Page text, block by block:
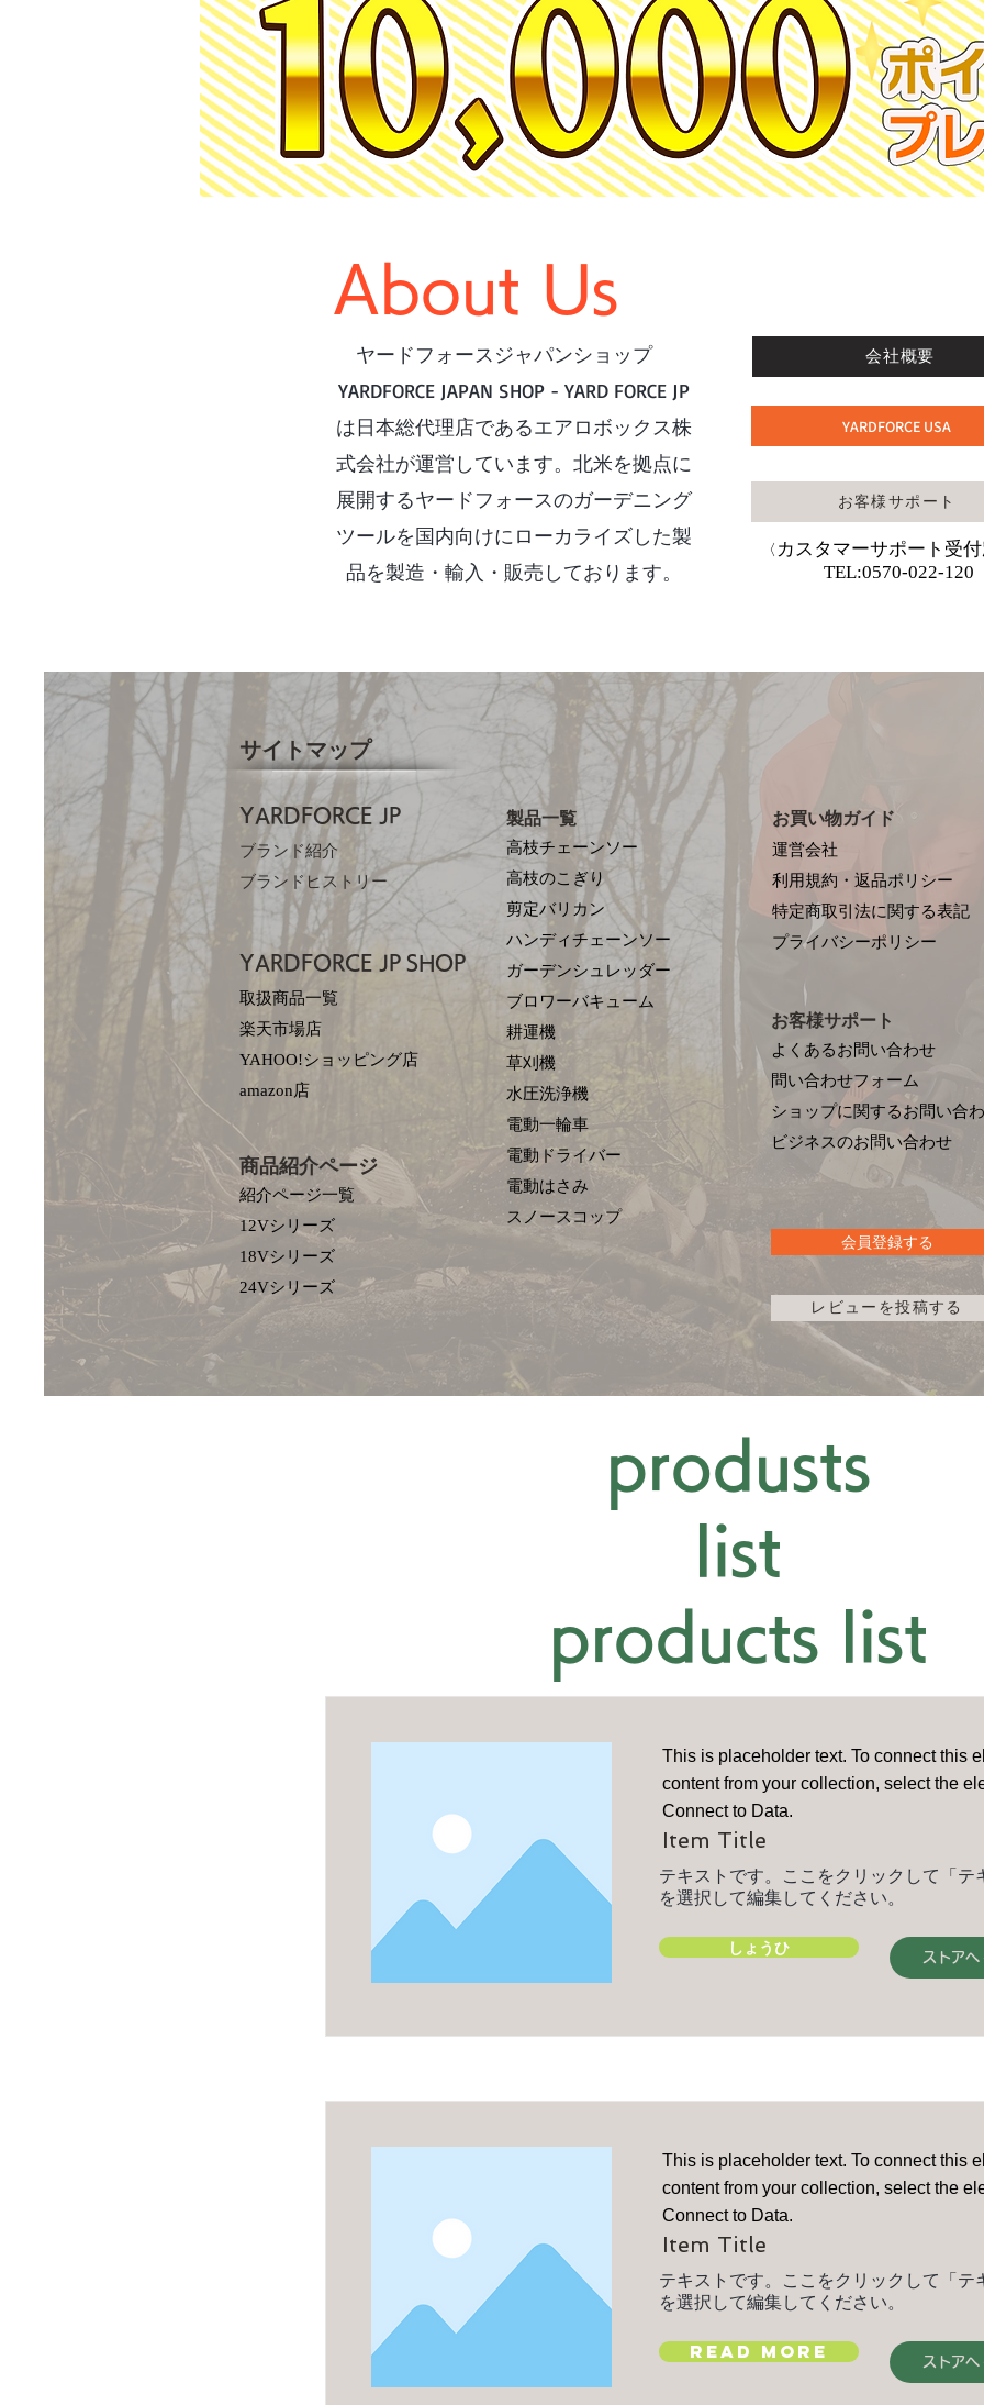
About Us
ヤードフォースジャパンショップ
YARDFORCE JAPAN SHOP - YARD FORCE JP
は日本総代理店であるエアロボックス株
式会社が運営しています。北米を拠点に
展開するヤードフォースのガーデニング
ツールを国内向けにローカライズした製
品を製造・輸入・販売しております。
会社概要
YARDFORCE USA
お客様サポート
〈 カスタマーサポート受
TEL:0570-022-120
サイトマップ
YARDFORCE JP​
ブランド紹介
ブランドヒストリー
YARDFORCE JP​ SHOP
取扱商品一覧
楽天市場店
YAHOO!ショッピング店
amazon店
商品紹介ページ
紹介ページ一覧
12Vシリーズ
18Vシリーズ
​24Vシリーズ
製品一覧
高枝チェーンソー
高枝のこぎり
剪定バリカン
ハンディチェーンソー
ガーデンシュレッダー
ブロワーバキューム
耕運機
草刈機
水圧洗浄機
電動一輪車
電動ドライバー
電動はさみ
​スノースコップ
お買い物ガイド
運営会社
利用規約・返品ポリシー
特定商取引法に関する表記
プライバシーポリシー
お客様サポート
よくあるお問い合わせ
問い合わせフォーム
ショップに関するお問い合
​ビジネスのお問い合わせ
会員登録する
レビューを投稿する
produsts
list
products list
This is placeholder text. To connect this
content from your collection, select the
Connect to Data.
Item Title
テキストです。ここをクリックして「テ
を選択して編集してください。
しょうひ ストアへ
This is placeholder text. To connect this
content from your collection, select the
Connect to Data.
Item Title
テキストです。ここをクリックして「テ
を選択して編集してください。
Read More ストアへ